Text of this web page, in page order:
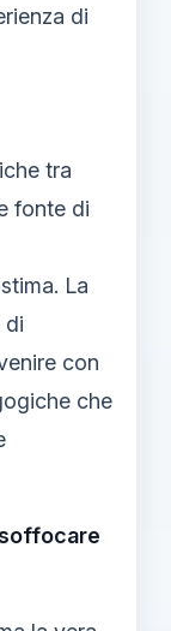
di
tra
fonte di
La
di
con
che